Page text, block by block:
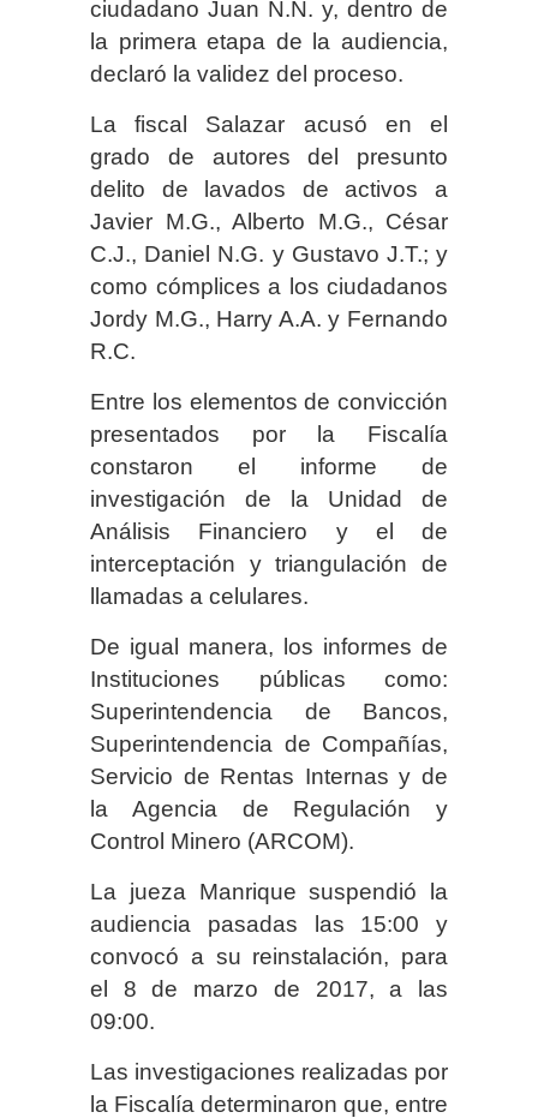
ciudadano Juan N.N. y, dentro de
la primera etapa de la audiencia,
declaró la validez del proceso.
La fiscal Salazar acusó en el
grado de autores del presunto
delito de lavados de activos a
Javier M.G., Alberto M.G., César
C.J., Daniel N.G. y Gustavo J.T.; y
como cómplices a los ciudadanos
Jordy M.G., Harry A.A. y Fernando
R.C.
Entre los elementos de convicción
presentados por la Fiscalía
constaron el informe de
investigación de la Unidad de
Análisis Financiero y el de
interceptación y triangulación de
llamadas a celulares.
De igual manera, los informes de
Instituciones públicas como:
Superintendencia de Bancos,
Superintendencia de Compañías,
Servicio de Rentas Internas y de
la Agencia de Regulación y
Control Minero (ARCOM).
La jueza Manrique suspendió la
audiencia pasadas las 15:00 y
convocó a su reinstalación, para
el 8 de marzo de 2017, a las
09:00.
Las investigaciones realizadas por
la Fiscalía determinaron que, entre